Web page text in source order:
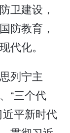
卫建设，
防教育，
代化。
列宁主
“三个代
平新时代